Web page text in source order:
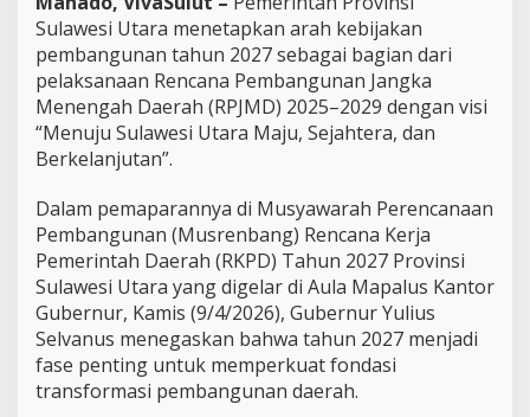
a
n
g
u
n
S
t
,
B
e
r
i
k
u
t
1
Sulawesi Utara menetapkan arah kebijakan
pembangunan tahun 2027 sebagai bagian dari
pelaksanaan Rencana Pembangunan Jangka
Menengah Daerah (RPJMD) 2025–2029 dengan visi
“Menuju Sulawesi Utara Maju, Sejahtera, dan
Berkelanjutan”.
Dalam pemaparannya di Musyawarah Perencanaan
Pembangunan (Musrenbang) Rencana Kerja
Pemerintah Daerah (RKPD) Tahun 2027 Provinsi
Sulawesi Utara yang digelar di Aula Mapalus Kantor
Gubernur, Kamis (9/4/2026), Gubernur Yulius
Selvanus menegaskan bahwa tahun 2027 menjadi
fase penting untuk memperkuat fondasi
transformasi pembangunan daerah.